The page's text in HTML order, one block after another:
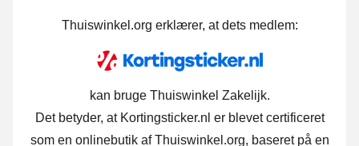
Thuiswinkel.org erklærer, at dets medlem:
kan bruge Thuiswinkel Zakelijk.
Det betyder, at Kortingsticker.nl er blevet certificeret
som en onlinebutik af Thuiswinkel.org, baseret på en